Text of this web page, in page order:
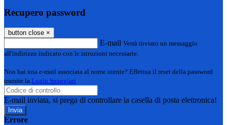
Recupero password
button close ×
E-mail Verrà inviato un messaggio
all'indirizzo indicato con le istruzioni necessarie.
Non hai una e-mail associata al nome utente? Effettua il reset della password
tramite la Login Spaggiari
E-mail inviata, si prega di controllare la casella di posta elettronica!
Errore